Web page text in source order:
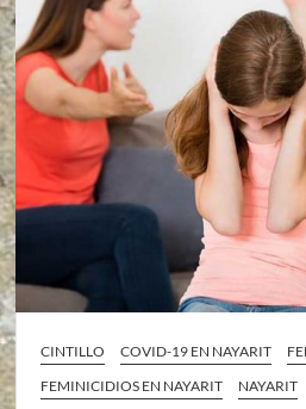
CINTILLO COVID-19 EN NAYARIT
FEMINICIDIOS EN NAYARIT
NAYARIT